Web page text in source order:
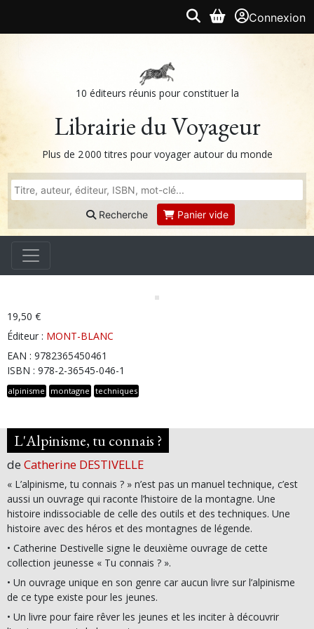
Connexion
10 éditeurs réunis pour constituer la
Librairie du Voyageur
Plus de 2 000 titres pour voyager autour du monde
Recherche Panier vide
19,50 €
Éditeur : MONT-BLANC
EAN : 9782365450461
ISBN : 978-2-36545-046-1
alpinisme montagne techniques
L'Alpinisme, tu connais ?
de Catherine DESTIVELLE
« L’alpinisme, tu connais ? » n’est pas un manuel technique, c’est
aussi un ouvrage qui raconte l’histoire de la montagne. Une
histoire indissociable de celle des outils et des techniques. Une
histoire avec des héros et des montagnes de légende.
• Catherine Destivelle signe le deuxième ouvrage de cette
collection jeunesse « Tu connais ? ».
• Un ouvrage unique en son genre car aucun livre sur l’alpinisme
de ce type existe pour les jeunes.
• Un livre pour faire rêver les jeunes et les inciter à découvrir